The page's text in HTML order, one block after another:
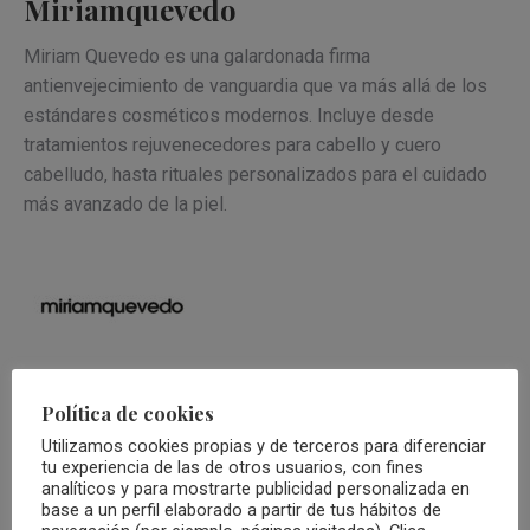
Miriamquevedo
Miriam Quevedo es una galardonada firma
antienvejecimiento de vanguardia que va más allá de los
estándares cosméticos modernos. Incluye desde
tratamientos rejuvenecedores para cabello y cuero
cabelludo, hasta rituales personalizados para el cuidado
más avanzado de la piel.
Política de cookies
Utilizamos cookies propias y de terceros para diferenciar
tu experiencia de las de otros usuarios, con fines
analíticos y para mostrarte publicidad personalizada en
base a un perfil elaborado a partir de tus hábitos de